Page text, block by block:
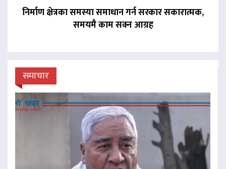
निर्माण क्षेत्रका समस्या समाधान गर्न सरकार सकारात्मक,
समयमै काम सक्न आग्रह
समाचार